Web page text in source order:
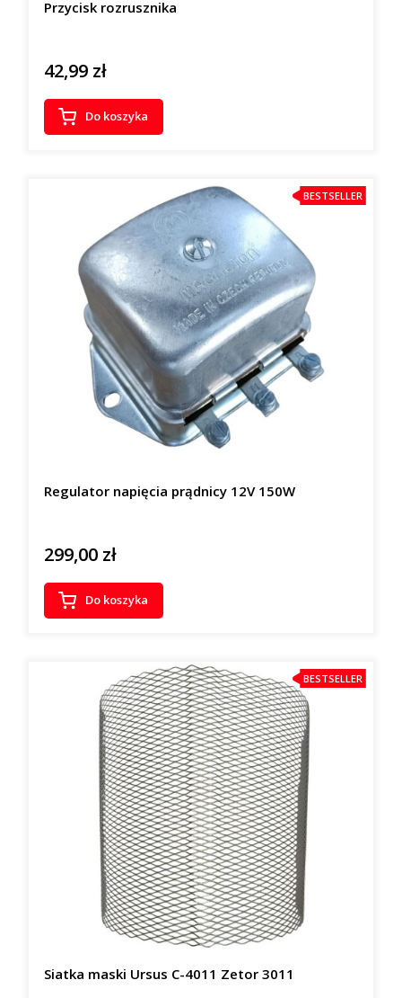
Przycisk rozrusznika
Cena
42,99 zł
Do koszyka
BESTSELLER
Regulator napięcia prądnicy 12V 150W
Cena
299,00 zł
Do koszyka
BESTSELLER
Siatka maski Ursus C-4011 Zetor 3011